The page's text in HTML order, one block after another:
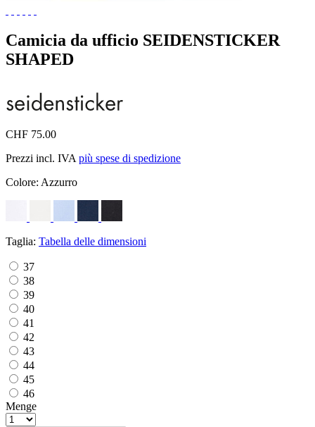
Camicia da ufficio SEIDENSTICKER
SHAPED
CHF 75.00
Prezzi incl. IVA più spese di spedizione
Colore: Azzurro
Taglia: Tabella delle dimensioni
37
38
39
40
41
42
43
44
45
46
Menge